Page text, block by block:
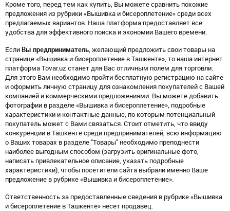
Кроме того, перед тем как купить, Вы можете сравнить похожие
предложения из рубрики «Вышивка и бисероплетение» среди всех
предлагаемых вариантов. Наша платформа предоставляет все
удобства для эффективного поиска и экономии Вашего времени.
Если Вы предприниматель, желающий предложить свои товары на
странице «Вышивка и бисероплетение в Ташкенте», то наша интернет
платформа Tovar.uz станет для Вас отличным полем для торговли.
Для этого Вам необходимо пройти бесплатную регистрацию на сайте
и оформить личную страницу для ознакомления покупателей с Вашей
компанией и коммерческими предложениями. Вы можете добавить
фотографии в разделе «Вышивка и бисероплетение», подробные
характеристики и контактные данные, по которым потенциальный
покупатель может с Вами связаться. Стоит отметить, что ввиду
конкуренции в Ташкенте среди предпринимателей, всю информацию
о Ваших товарах в разделе "Товары" необходимо преподнести
наиболее выгодным способом (загрузить оригинальные фото,
написать привлекательное описание, указать подробные
характеристики), чтобы посетители сайта выбрали именно Ваше
предложение в рубрике «Вышивка и бисероплетение».
Ответственность за предоставленные сведения в рубрике «Вышивка
и бисероплетение в Ташкенте» несет продавец.